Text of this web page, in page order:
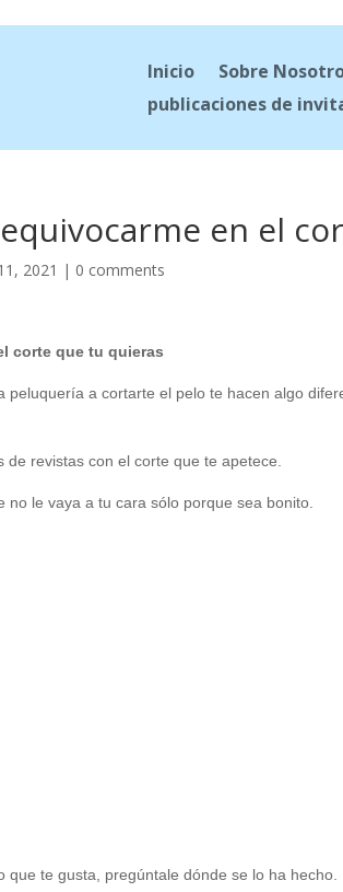
Inicio Sobre
publicaciones de
en el
2021 | 0 comments
corte que tu quieras
peluquería a cortarte el pelo te hacen algo
de revistas con el corte que te apetece.
no le vaya a tu cara sólo porque sea bonito.
que te gusta, pregúntale dónde se lo ha hecho.